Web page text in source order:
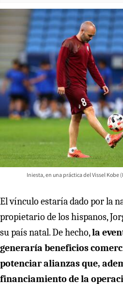
Iniesta, en una práctica del Vissel Kobe
El vínculo estaría dado por la
propietario de los hispanos,
su país natal. De hecho,la
generaría beneficios
potenciar alianzas que,
financiamiento de la